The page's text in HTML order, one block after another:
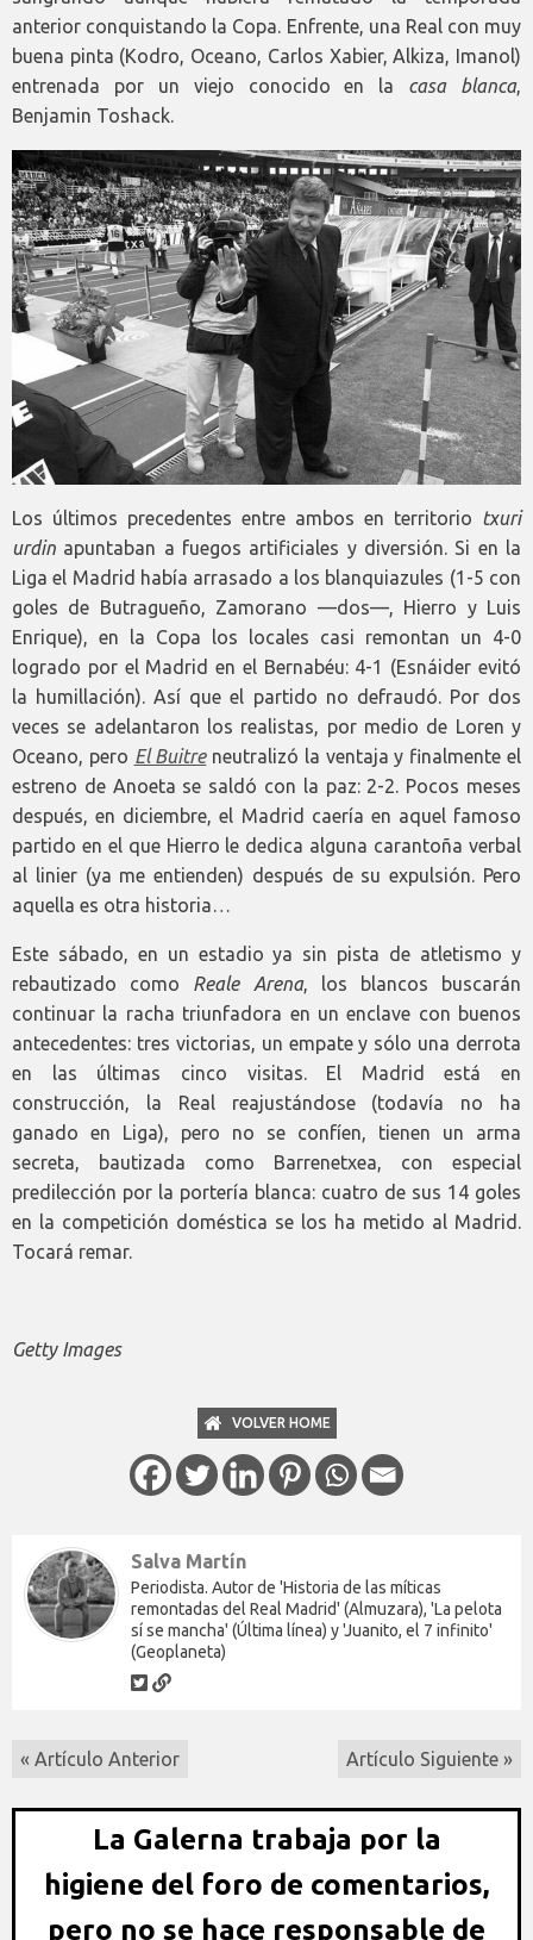
anterior conquistando la Copa. Enfrente, una Real con muy
buena pinta (Kodro, Oceano, Carlos Xabier, Alkiza, Imanol)
entrenada por un viejo conocido en la casa blanca,
Benjamin Toshack.
Los últimos precedentes entre ambos en territorio txuri
urdin apuntaban a fuegos artificiales y diversión. Si en la
Liga el Madrid había arrasado a los blanquiazules (1-5 con
goles de Butragueño, Zamorano —dos—, Hierro y Luis
Enrique), en la Copa los locales casi remontan un 4-0
logrado por el Madrid en el Bernabéu: 4-1 (Esnáider evitó
la humillación). Así que el partido no defraudó. Por dos
veces se adelantaron los realistas, por medio de Loren y
Oceano, pero El Buitreneutralizó la ventaja y finalmente el
estreno de Anoeta se saldó con la paz: 2-2. Pocos meses
después, en diciembre, el Madrid caería en aquel famoso
partido en el que Hierro le dedica alguna carantoña verbal
al linier (ya me entienden) después de su expulsión. Pero
aquella es otra historia…
Este sábado, en un estadio ya sin pista de atletismo y
rebautizado como Reale Arena, los blancos buscarán
continuar la racha triunfadora en un enclave con buenos
antecedentes: tres victorias, un empate y sólo una derrota
en las últimas cinco visitas. El Madrid está en
construcción, la Real reajustándose (todavía no ha
ganado en Liga), pero no se confíen, tienen un arma
secreta, bautizada como Barrenetxea, con especial
predilección por la portería blanca: cuatro de sus 14 goles
en la competición doméstica se los ha metido al Madrid.
Tocará remar.
Getty Images
VOLVER HOME
Salva Martín
Periodista. Autor de 'Historia de las míticas
remontadas del Real Madrid' (Almuzara), 'La pelota
sí se mancha' (Última línea) y 'Juanito, el 7 infinito'
(Geoplaneta)
« Artículo Anterior Artículo Siguiente »
La Galerna trabaja por la
higiene del foro de comentarios,
pero no se hace responsable de